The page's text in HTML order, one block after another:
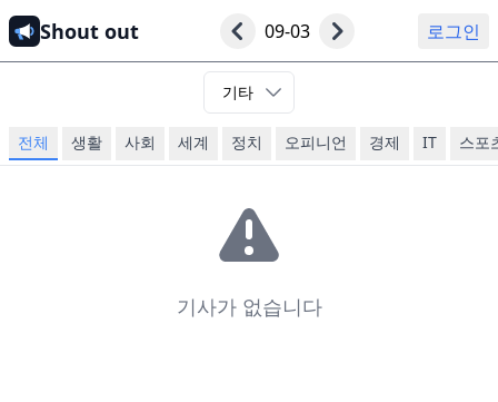
Shout out 09-03 로그인
기타
전체 생활 사회 세계 정치 오피니언 경제 IT 스포
기사가 없습니다